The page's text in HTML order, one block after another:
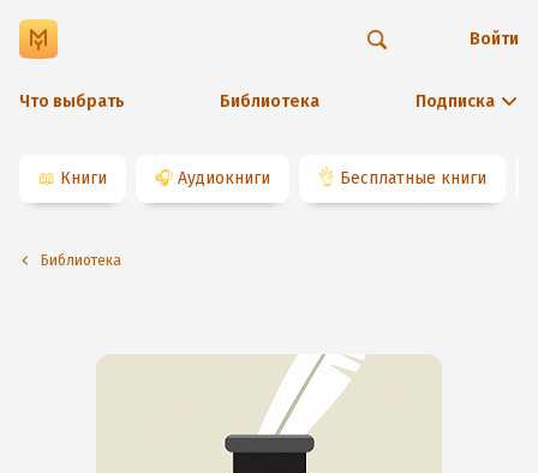
Что выбрать Библиотека Подписка
Войти
📖 Книги 🎧 Аудиокниги 👌 Бесплатные книги
Библиотека